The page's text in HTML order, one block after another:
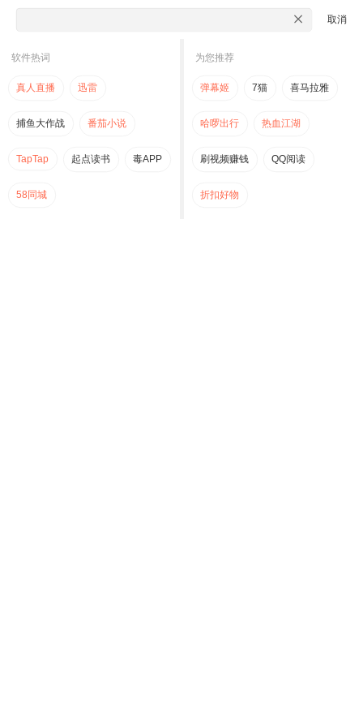
取消
软件热词
真人直播 迅雷
捕鱼大作战 番茄小说
TapTap 起点读书 毒APP
58同城
为您推荐
弹幕姬 7猫 喜马拉雅
哈啰出行 热血江湖
刷视频赚钱 QQ阅读
折扣好物